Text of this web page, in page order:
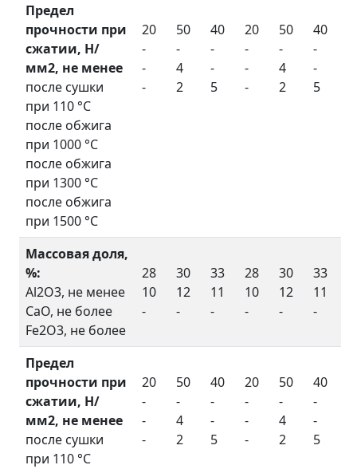
Предел
прочности при
сжатии, Н/
мм2, не менее
после сушки
при 110 °С
после обжига
при 1000 °С
после обжига
при 1300 °С
после обжига
при 1500 °С
20
-
-
-
50
-
4
2
40
-
-
5
20
-
-
-
50
-
4
2
40
-
-
5
Массовая доля,
%:
Al2O3, не менее
CaO, не более
Fe2O3, не более
28
10
-
30
12
-
33
11
-
28
10
-
30
12
-
33
11
-
Предел
прочности при
сжатии, Н/
мм2, не менее
после сушки
при 110 °С
20
-
-
-
50
-
4
2
40
-
-
5
20
-
-
-
50
-
4
2
40
-
-
5